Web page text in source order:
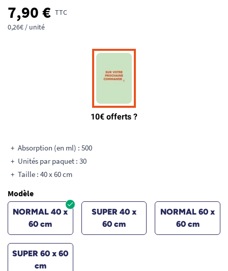
7,90 € TTC
0,26€ / unité
Absorption (en ml) : 500
Unités par paquet : 30
Taille : 40 x 60 cm
Modèle
NORMAL 40 x
60 cm
SUPER 40 x
60 cm
NORMAL 60 x
60 cm
SUPER 60 x 60
cm